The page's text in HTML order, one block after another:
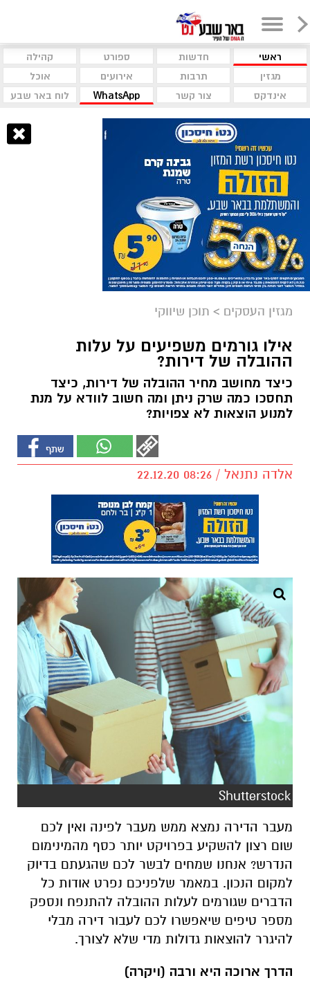
ראשי חדשות ספורט
קהילה
מגזין
תרבות אירועים
אוכל
אינדקס
צור קשר WhatsApp לוח באר שבע
מגזין העסקים > תוכן שיווקי
אילו גורמים משפיעים על עלות
ההובלה של דירות?
כיצד מחושב מחיר ההובלה של דירות, כיצד
תחסכו כמה שרק ניתן ומה חשוב לוודא על מנת
למנוע הוצאות לא צפויות?
אלדה נתנאל / 08:26 22.12.20
Shutterstock
מעבר הדירה נמצא ממש מעבר לפינה ואין לכם
שום רצון להשקיע בפרויקט יותר כסף מהמינימום
הנדרש? אנחנו שמחים לבשר לכם שהגעתם בדיוק
למקום הנכון. במאמר שלפניכם נפרט אודות כל
הדברים שגורמים לעלות ההובלה להתנפח ונספק
מספר טיפים שיאפשרו לכם לעבור דירה מבלי
להיגרר להוצאות גדולות מדי שלא לצורך.
הדרך ארוכה היא ורבה (ויקרה)